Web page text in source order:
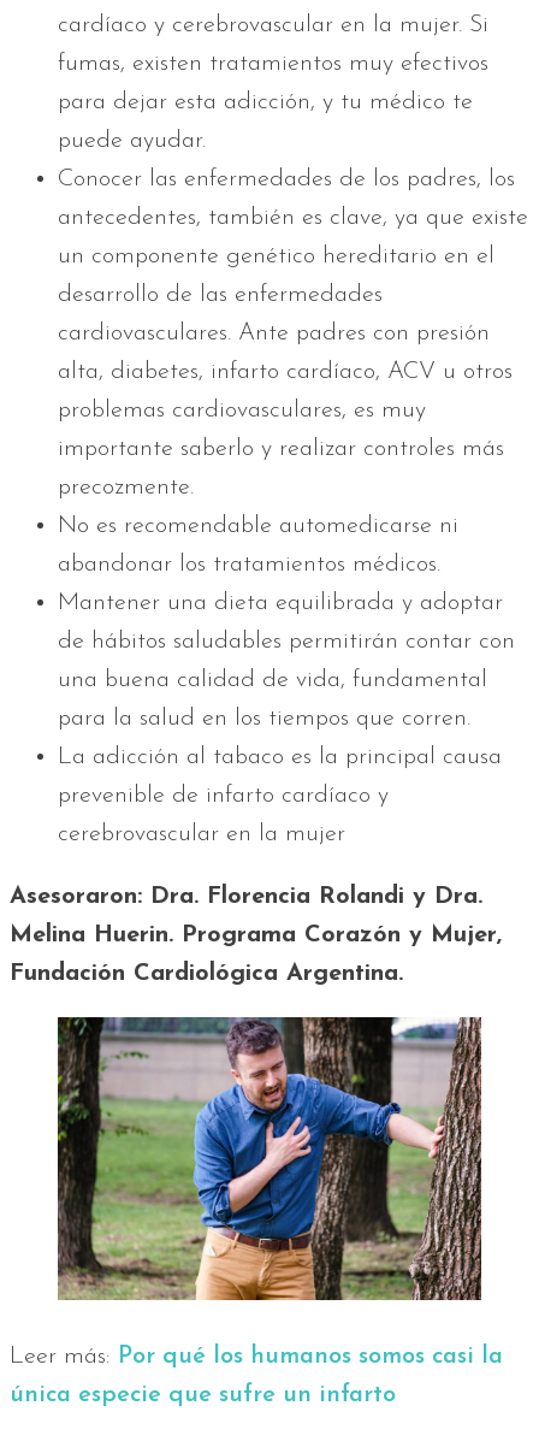
cardíaco y cerebrovascular en la mujer. Si
fumas, existen tratamientos muy efectivos
para dejar esta adicción, y tu médico te
puede ayudar.
Conocer las enfermedades de los padres, los
antecedentes, también es clave, ya que existe
un componente genético hereditario en el
desarrollo de las enfermedades
cardiovasculares. Ante padres con presión
alta, diabetes, infarto cardíaco, ACV u otros
problemas cardiovasculares, es muy
importante saberlo y realizar controles más
precozmente.
No es recomendable automedicarse ni
abandonar los tratamientos médicos.
Mantener una dieta equilibrada y adoptar
de hábitos saludables permitirán contar con
una buena calidad de vida, fundamental
para la salud en los tiempos que corren.
La adicción al tabaco es la principal causa
prevenible de infarto cardíaco y
cerebrovascular en la mujer
Asesoraron: Dra. Florencia Rolandi y Dra.
Melina Huerin. Programa Corazón y Mujer,
Fundación Cardiológica Argentina.
Leer más: Por qué los humanos somos casi la
única especie que sufre un infarto